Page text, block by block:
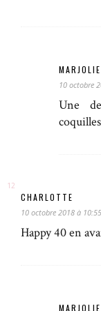
10 octobre
Une
CHARLOTTE
10 octobre 2018 à 10:55
Happy 40 en